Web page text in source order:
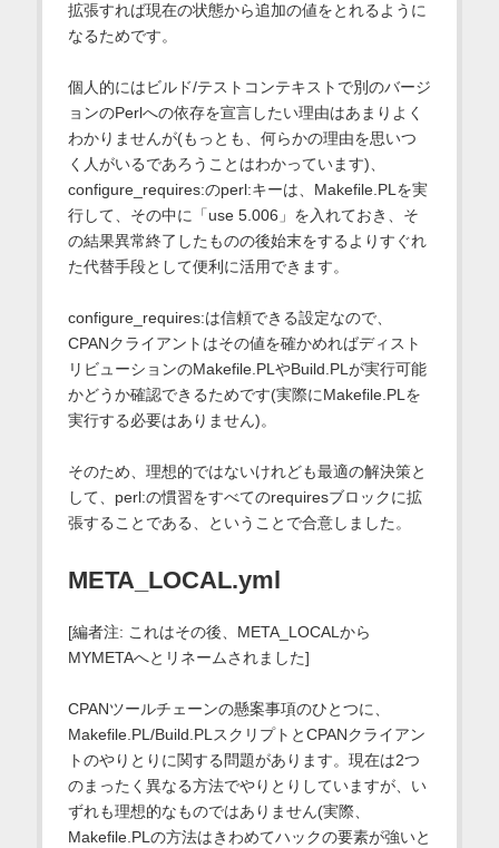
拡張すれば現在の状態から追加の値をとれるように
なるためです。
個人的にはビルド/テストコンテキストで別のバージ
ョンのPerlへの依存を宣言したい理由はあまりよく
わかりませんが(もっとも、何らかの理由を思いつ
く人がいるであろうことはわかっています)、
configure_requires:のperl:キーは、Makefile.PLを実
行して、その中に「use 5.006」を入れておき、そ
の結果異常終了したものの後始末をするよりすぐれ
た代替手段として便利に活用できます。
configure_requires:は信頼できる設定なので、
CPANクライアントはその値を確かめればディスト
リビューションのMakefile.PLやBuild.PLが実行可能
かどうか確認できるためです(実際にMakefile.PLを
実行する必要はありません)。
そのため、理想的ではないけれども最適の解決策と
して、perl:の慣習をすべてのrequiresブロックに拡
張することである、ということで合意しました。
META_LOCAL.yml
[編者注: これはその後、META_LOCALから
MYMETAへとリネームされました]
CPANツールチェーンの懸案事項のひとつに、
Makefile.PL/Build.PLスクリプトとCPANクライアン
トのやりとりに関する問題があります。現在は2つ
のまったく異なる方法でやりとりしていますが、い
ずれも理想的なものではありません(実際、
Makefile.PLの方法はきわめてハックの要素が強いと